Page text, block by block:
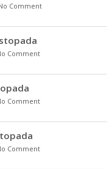
Comment
Comment
Comment
Comment